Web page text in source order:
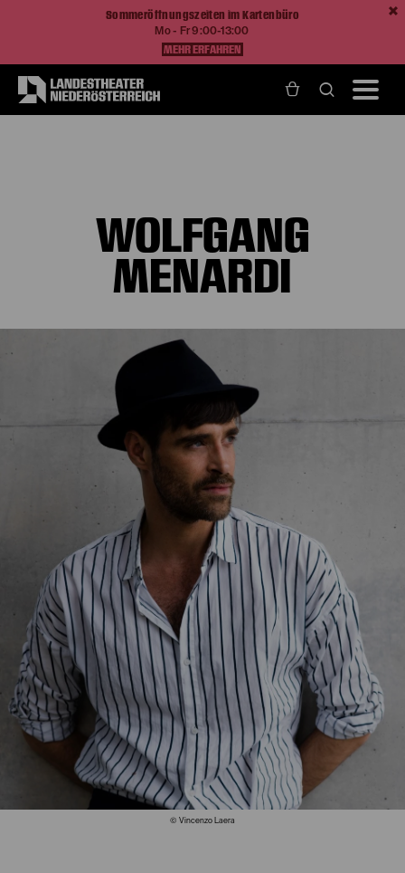
Sommeröffnungszeiten im Kartenbüro
Mo - Fr 9:00-13:00
MEHR ERFAHREN
WOLFGANG
MENARDI
© Vincenzo Laera